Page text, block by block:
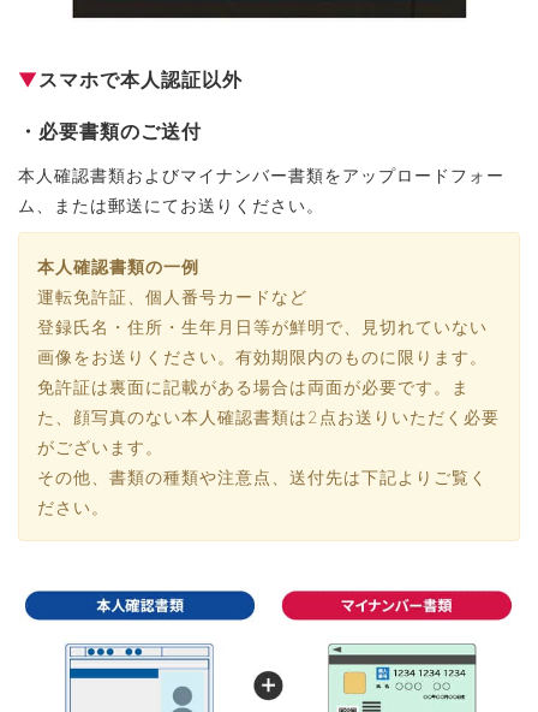
▼ スマホで本人認証以外
・必要書類のご送付
本人確認書類およびマイナンバー書類をアップロードフォー
ム、または郵送にてお送りください。
本人確認書類の一例
運転免許証、個人番号カードなど
登録氏名・住所・生年月日等が鮮明で、見切れていない
画像をお送りください。有効期限内のものに限ります。
免許証は裏面に記載がある場合は両面が必要です。ま
た、顔写真のない本人確認書類は2点お送りいただく必要
がございます。
その他、書類の種類や注意点、送付先は下記よりご覧く
ださい。